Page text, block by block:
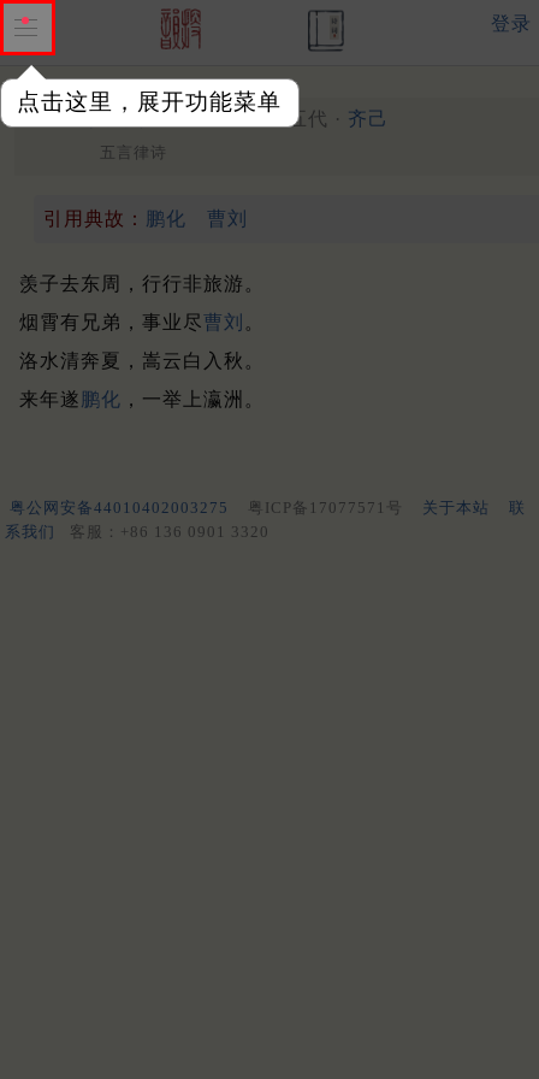
点击这里，展开功能菜单
登录
送刘秀才往东洛 唐末至五代 · 齐己
五言律诗
引用典故： 鹏化 曹刘
羡子去东周，行行非旅游。
烟霄有兄弟，事业尽曹刘 。
洛水清奔夏，嵩云白入秋。
来年遂 鹏化 ，一举上瀛洲。
粤公网安备44010402003275 粤ICP备17077571号 关于本站
联
系我们
客服：+86 136 0901 3320